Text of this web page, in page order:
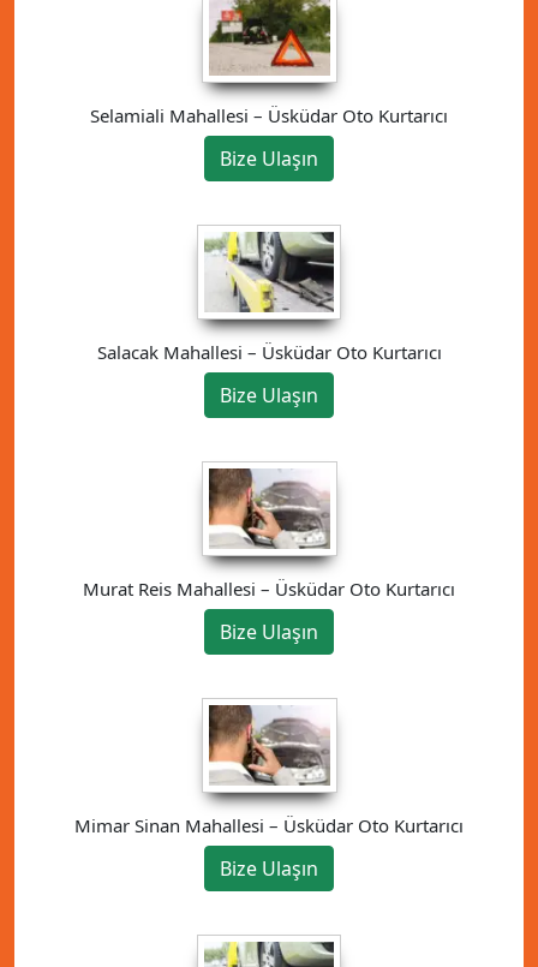
Selamiali Mahallesi – Üsküdar Oto Kurtarıcı
Bize Ulaşın
Salacak Mahallesi – Üsküdar Oto Kurtarıcı
Bize Ulaşın
Murat Reis Mahallesi – Üsküdar Oto Kurtarıcı
Bize Ulaşın
Mimar Sinan Mahallesi – Üsküdar Oto Kurtarıcı
Bize Ulaşın